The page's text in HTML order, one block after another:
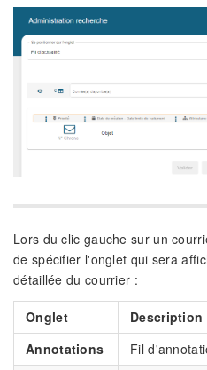
Lors du clic gauche sur un
de spécifier l'onglet qui sera
détaillée du courrier :
Onglet
Description
Annotations
Fil